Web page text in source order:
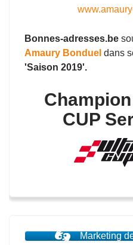
Bonnes-adresses.be
Amaury Bonduel dans
'Saison 2019'.
CUP
Marketing